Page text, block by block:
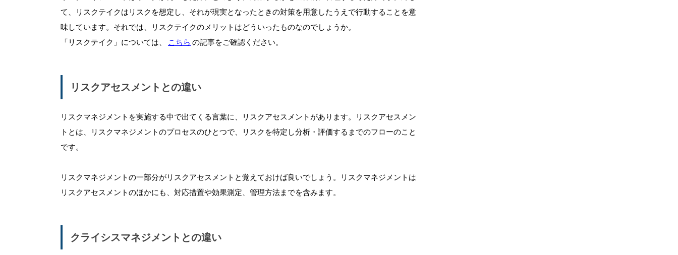
て、リスクテイクはリスクを想定し、それが現実となったときの対策を用意したうえで行動することを意
味しています。それでは、リスクテイクのメリットはどういったものなのでしょうか。
「リスクテイク」については、
こちら の記事をご確認ください。
リスクアセスメントとの違い
リスクマネジメントを実施する中で出てくる言葉に、リスクアセスメントがあります。リスクアセスメン
トとは、リスクマネジメントのプロセスのひとつで、リスクを特定し分析・評価するまでのフローのこと
です。
リスクマネジメントの一部分がリスクアセスメントと覚えておけば良いでしょう。リスクマネジメントは
リスクアセスメントのほかにも、対応措置や効果測定、管理方法までを含みます。
クライシスマネジメントとの違い